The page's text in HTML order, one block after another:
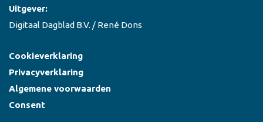
Uitgever:
Digitaal Dagblad B.V. / René Dons
Cookieverklaring
Privacyverklaring
Algemene voorwaarden
Consent